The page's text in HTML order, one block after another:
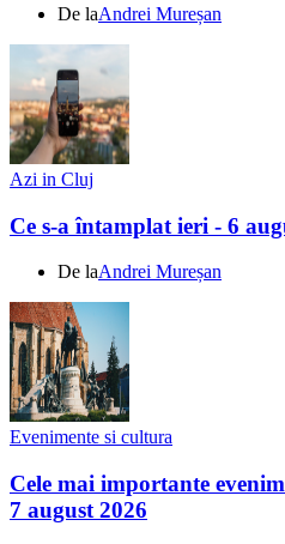
De laAndrei Mureșan
Azi in Cluj
Ce s-a întamplat ieri - 6
De laAndrei Mureșan
Evenimente si cultura
Cele mai importante
7 august 2026